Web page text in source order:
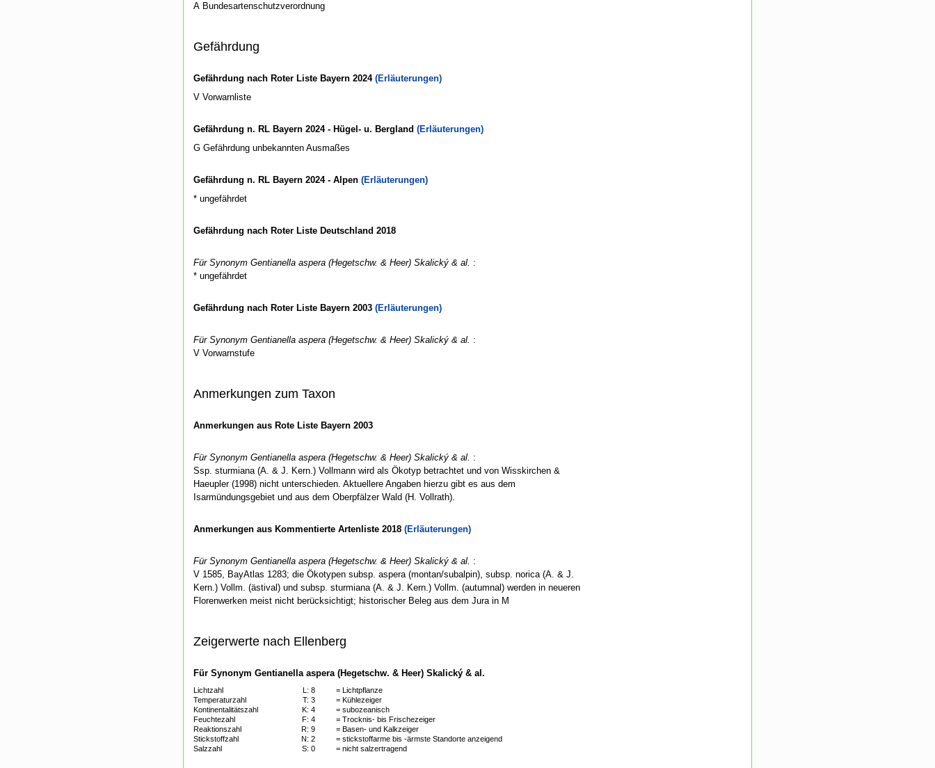
A Bundesartenschutzverordnung
Gefährdung
Gefährdung nach Roter Liste Bayern 2024 (Erläuterungen)
V Vorwarnliste
Gefährdung n. RL Bayern 2024 - Hügel- u. Bergland (Erläuterungen)
G Gefährdung unbekannten Ausmaßes
Gefährdung n. RL Bayern 2024 - Alpen (Erläuterungen)
* ungefährdet
Gefährdung nach Roter Liste Deutschland 2018
Für Synonym Gentianella aspera (Hegetschw. & Heer) Skalický & al. :
* ungefährdet
Gefährdung nach Roter Liste Bayern 2003 (Erläuterungen)
Für Synonym Gentianella aspera (Hegetschw. & Heer) Skalický & al. :
V Vorwarnstufe
Anmerkungen zum Taxon
Anmerkungen aus Rote Liste Bayern 2003
Für Synonym Gentianella aspera (Hegetschw. & Heer) Skalický & al. :
Ssp. sturmiana (A. & J. Kern.) Vollmann wird als Ökotyp betrachtet und von Wisskirchen &
Haeupler (1998) nicht unterschieden. Aktuellere Angaben hierzu gibt es aus dem
Isarmündungsgebiet und aus dem Oberpfälzer Wald (H. Vollrath).
Anmerkungen aus Kommentierte Artenliste 2018 (Erläuterungen)
Für Synonym Gentianella aspera (Hegetschw. & Heer) Skalický & al. :
V 1585, BayAtlas 1283; die Ökotypen subsp. aspera (montan/subalpin), subsp. norica (A. & J.
Kern.) Vollm. (ästival) und subsp. sturmiana (A. & J. Kern.) Vollm. (autumnal) werden in neueren
Florenwerken meist nicht berücksichtigt; historischer Beleg aus dem Jura in M
Zeigerwerte nach Ellenberg
Für Synonym Gentianella aspera (Hegetschw. & Heer) Skalický & al.
Lichtzahl L: 8
= Lichtpflanze
Temperaturzahl
T: 3
= Kühlezeiger
Kontinentalitätszahl
K: 4
= subozeanisch
Feuchtezahl
F: 4
= Trocknis- bis Frischezeiger
Reaktionszahl
R: 9
= Basen- und Kalkzeiger
Stickstoffzahl
N: 2
= stickstoffarme bis -ärmste Standorte anzeigend
Salzzahl
S: 0 = nicht salzertragend